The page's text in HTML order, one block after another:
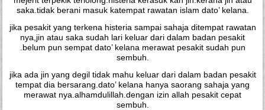
saka.tidak berani masuk katempat rawatan islam dato’ kelana.
jika pesakit yang terkena histeria sampai sahaja ditempat rawatan
nya,jin atau saka sudah lari keluar dari dalam badan pesakit
.belum pun sempat dato’ kelana merawat pesakit sudah pun
sembuh.
jika ada jin yang degil tidak mahu keluar dari dalam badan pesakit
tempat dia bersarang.dato’ kelana hanya saorang sahaja yang
merawat nya.alhamdulillah.dengan izin allah pesakit cepat
sembuh.